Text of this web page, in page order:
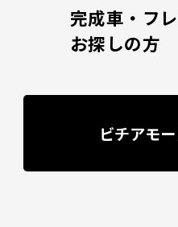
完成車・フ
お探しの方
ビチアモ